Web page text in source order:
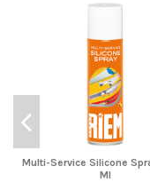
Multi-Service Silicone
Ml